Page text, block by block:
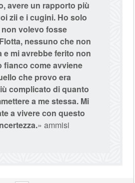
avere un rapporto più
zii e i cugini. Ho solo
volevo fosse
nessuno che non
e mi avrebbe ferito non
fianco come avviene
che provo era
complicato di quanto
a me stessa. Mi
a vivere con questo
» ammisi